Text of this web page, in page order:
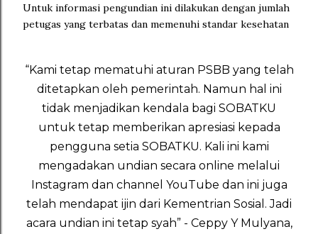
Untuk informasi pengundian ini dilakukan dengan jumlah
petugas yang terbatas dan memenuhi standar kesehatan
“Kami tetap mematuhi aturan PSBB yang telah
ditetapkan oleh pemerintah. Namun hal ini
tidak menjadikan kendala bagi SOBATKU
untuk tetap memberikan apresiasi kepada
pengguna setia SOBATKU. Kali ini kami
mengadakan undian secara online melalui
Instagram dan channel YouTube dan ini juga
telah mendapat ijin dari Kementrian Sosial. Jadi
acara undian ini tetap syah” - Ceppy Y Mulyana,